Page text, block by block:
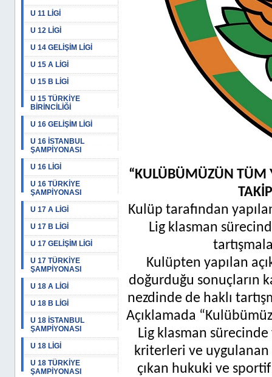
U 11 LİGİ
U 12 LİGİ
U 14 GELİŞİM LİGİ
U 15 A LİGİ
U 15 B LİGİ
U 15 TÜRKİYE
BİRİNCİLİĞİ
U 16 GELİŞİM LİGİ
U 16 İSTANBUL
ŞAMPİYONASI
U 16 LİGİ
U 16 TÜRKİYE
ŞAMPİYONASI
U 17 A LİGİ
U 17 B LİGİ
U 17 GELİŞİM LİGİ
U 17 TÜRKİYE
ŞAMPİYONASI
U 18 A LİGİ
U 18 B LİGİ
U 18 İSTANBUL
ŞAMPİYONASI
U 18 LİGİ
U 18 TÜRKİYE
ŞAMPİYONASI
“KULÜBÜMÜZÜN TÜM
Kulüp tarafından
Lig klasman
Kulüpten yapılan
doğurduğu sonuçların
nezdinde de haklı
Açıklamada
Lig klasman
kriterleri ve
çıkan hukuki ve